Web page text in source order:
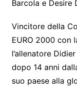
Barcola e Desire
Vincitore della
EURO 2000 con
l’allenatore
dopo 14 anni
suo paese alla